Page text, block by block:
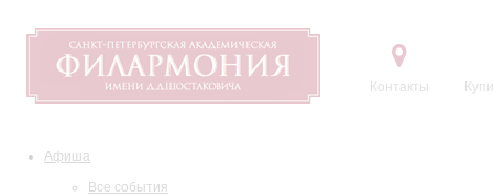
Контакты
Афиша
Все события